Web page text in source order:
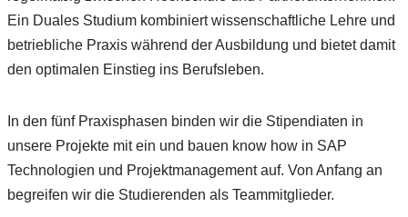
Ein Duales Studium kombiniert wissenschaftliche Lehre und
betriebliche Praxis während der Ausbildung und bietet damit
den optimalen Einstieg ins Berufsleben.
In den fünf Praxisphasen binden wir die Stipendiaten in
unsere Projekte mit ein und bauen know how in SAP
Technologien und Projektmanagement auf. Von Anfang an
begreifen wir die Studierenden als Teammitglieder.